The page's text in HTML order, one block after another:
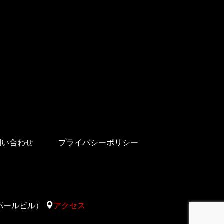
合わせ プライバシーポリシー
ルビル）
アクセス